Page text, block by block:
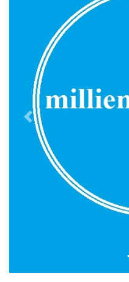
Previous